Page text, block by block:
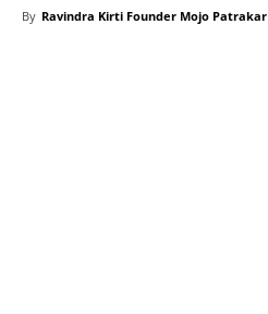
By Ravindra Kirti Founder Mojo Patrakar